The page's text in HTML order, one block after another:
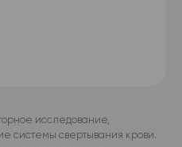
исследование,
системы свертывания крови.